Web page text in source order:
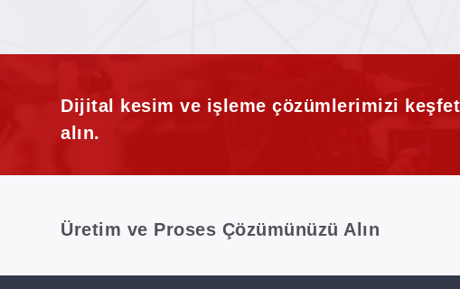
Dijital kesim ve işleme çözümlerimizi
alın.
Üretim ve Proses Çözümünüzü Alın